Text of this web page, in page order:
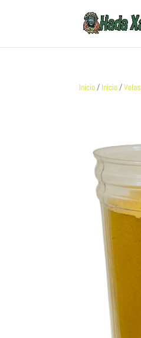
Inicio/ Inicio/Velas